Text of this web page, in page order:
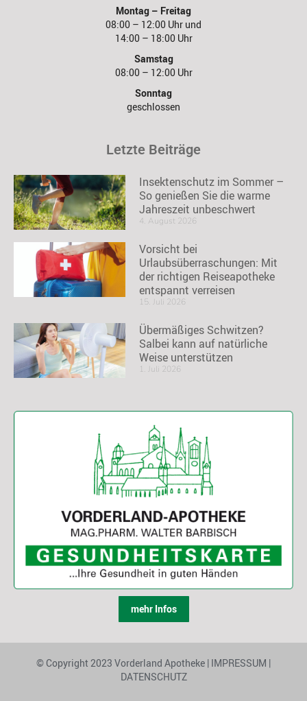
Montag – Freitag
08:00 – 12:00 Uhr und
14:00 – 18:00 Uhr
Samstag
08:00 – 12:00 Uhr
Sonntag
geschlossen
Letzte Beiträge
Insektenschutz im Sommer –
So genießen Sie die warme
Jahreszeit unbeschwert
4. August 2026
Vorsicht bei
Urlaubsüberraschungen: Mit
der richtigen Reiseapotheke
entspannt verreisen
15. Juli 2026
Übermäßiges Schwitzen?
Salbei kann auf natürliche
Weise unterstützen
1. Juli 2026
mehr Infos
© Copyright 2023 Vorderland Apotheke | IMPRESSUM |
DATENSCHUTZ